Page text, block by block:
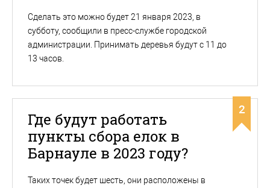
Сделать это можно будет 21 января 2023, в
субботу, сообщили в пресс-службе городской
администрации. Принимать деревья будут с 11 до
13 часов.
2
Где будут работать
пункты сбора елок в
Барнауле в 2023 году?
Таких точек будет шесть, они расположены в